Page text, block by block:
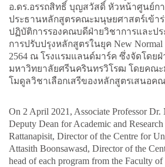
อ.ดร.อรรถสิทธิ์ บุญสวัสดิ์ หัวหน้าศูนย์ก
ประธานหลักสูตรคณะมนุษยศาสตร์เข้าร่
ปฏิบัติการรองคณบดีฝ่ายวิชาการและปร
การปรับปรุงหลักสูตรในยุค New
2564 ณ โรงแรมแลนด์มาร์ค ซึ่งจัดโดย
มหาวิทยาลัยศรีนครินทรวิโรฒ โดยคณ
โมดูลวิชาเลือกเสรีของหลักสูตรเสนอค
On 2 April 2021, Associate Professor Dr.
Deputy Dean for Academic and
Rattanapisit, Director of the Centre for
Attasith Boonsawasd, Director of the
head of each program from the Faculty